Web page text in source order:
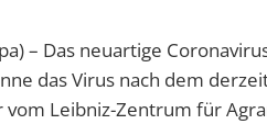
– Das neuartige
das Virus nach dem
Leibniz-Zentrum für